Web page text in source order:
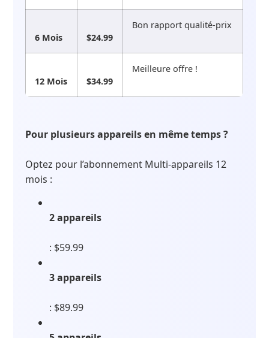
6 Mois $24.99
Bon rapport qualité-prix
12 Mois $34.99
Meilleure offre !
Pour plusieurs appareils en même temps ?
Optez pour l’abonnement Multi-appareils 12
mois :
2 appareils
: $59.99
3 appareils
: $89.99